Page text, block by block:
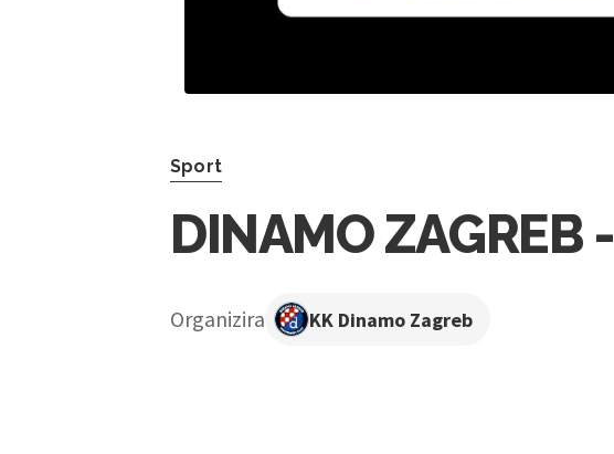
Sport
DINAMO ZAGREB
Organizira KK Dinamo Zagreb